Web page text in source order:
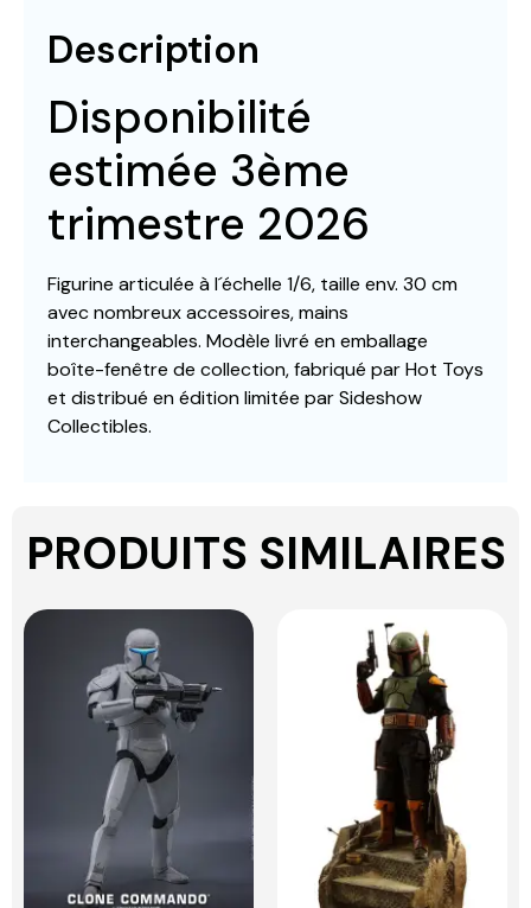
Description
Disponibilité
estimée 3ème
trimestre 2026
Figurine articulée à l´échelle 1/6, taille env. 30 cm
avec nombreux accessoires, mains
interchangeables. Modèle livré en emballage
boîte-fenêtre de collection, fabriqué par Hot Toys
et distribué en édition limitée par Sideshow
Collectibles.
PRODUITS SIMILAIRES